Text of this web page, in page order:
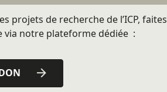
projets de recherche de l’ICP, faites
via notre plateforme dédiée :